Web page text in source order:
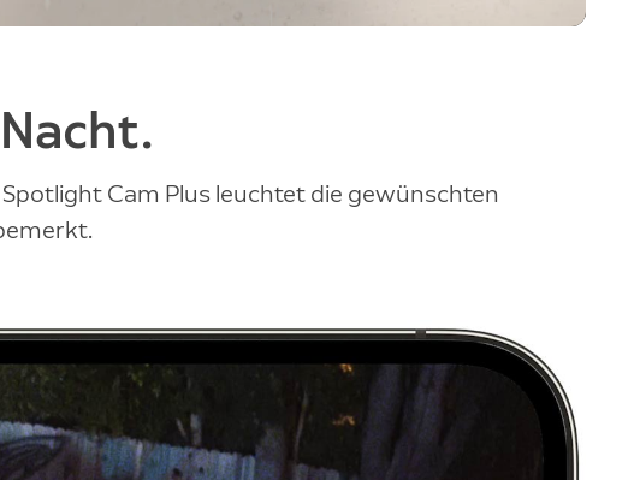
Cam Plus leuchtet die gewünschten